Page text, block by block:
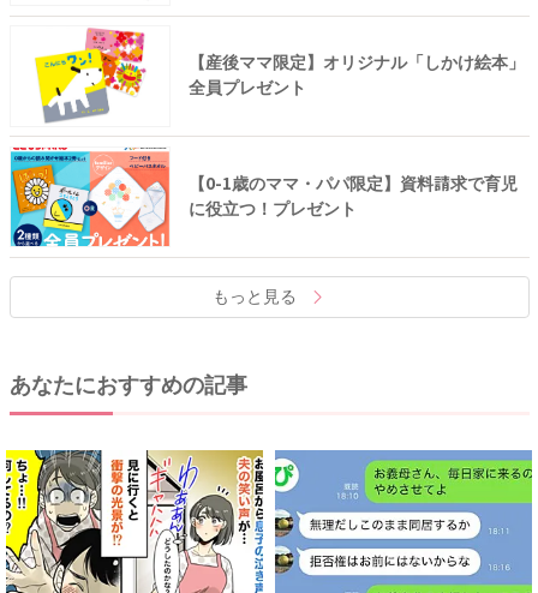
【産後ママ限定】オリジナル「しかけ絵本」
全員プレゼント
【0-1歳のママ・パパ限定】資料請求で育児
に役立つ！プレゼント
もっと見る
あなたにおすすめの記事